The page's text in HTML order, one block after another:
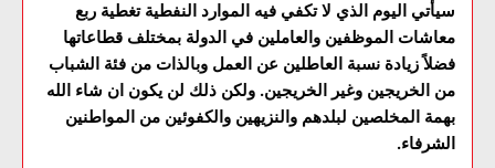
سيأتي اليوم الذي لا تكفي فيه الموارد النفطية تغطية ربع
معاشات الموظفين والعاملين في الدولة بمختلف قطاعاتها
فضلاً زيادة نسبة العاطلين عن العمل وبالذات من فئة الشباب
من الخريجين وغير الخريجين. ولكن ذلك لن يكون ان شاء الله
بهمة المخلصين لبلدهم والنزيهين والكفوئين من المواطنين
الشرفاء.